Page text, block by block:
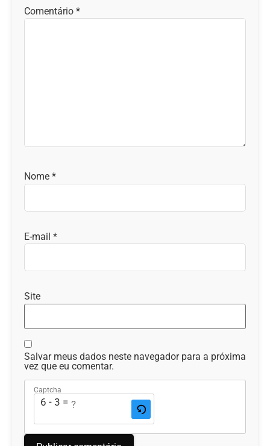
Comentário *
Nome *
E-mail *
Site
Salvar meus dados neste navegador para a próxima
vez que eu comentar.
Captcha
6 - 3 = ?